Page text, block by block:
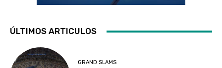
ÚLTIMOS ARTICULOS
GRAND SLAMS